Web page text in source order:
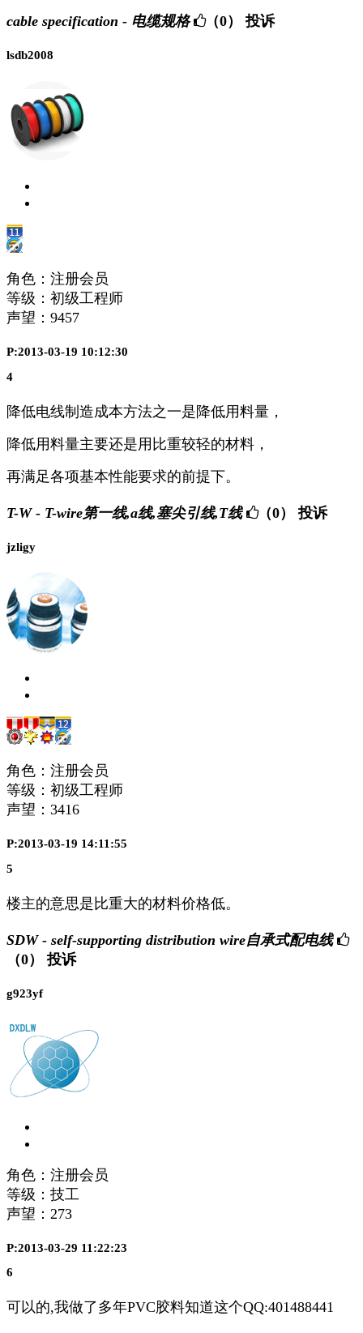
cable specification - 电缆规格 （0） 投诉
lsdb2008
角色：注册会员
等级：初级工程师
声望： 9457
P:2013-03-19 10:12:30
4
降低电线制造成本方法之一是降低用料量，
降低用料量主要还是用比重较轻的材料，
再满足各项基本性能要求的前提下。
T-W - T-wire第一线,a线,塞尖引线,T线 （0） 投诉
jzligy
角色：注册会员
等级：初级工程师
声望： 3416
P:2013-03-19 14:11:55
5
楼主的意思是比重大的材料价格低。
SDW - self-supporting distribution wire自承式配电线
（0）
投诉
g923yf
角色：注册会员
等级：技工
声望： 273
P:2013-03-29 11:22:23
6
可以的,我做了多年PVC胶料知道这个QQ:401488441